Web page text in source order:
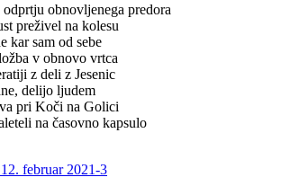
odprtju obnovljenega predora
preživel na kolesu
kar sam od sebe
v obnovo vrtca
z deli z Jesenic
delijo ljudem
pri Koči na Golici
na časovno kapsulo